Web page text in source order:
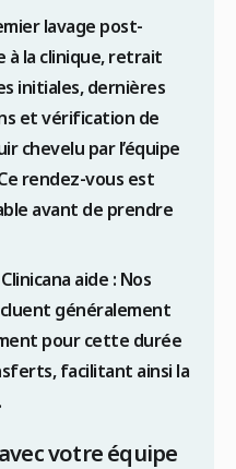
lavage post-
à la clinique, retrait
initiales, dernières
et vérification de
chevelu par l’équipe
rendez-vous est
avant de prendre
aide : Nos
généralement
pour cette durée
facilitant ainsi la
votre équipe